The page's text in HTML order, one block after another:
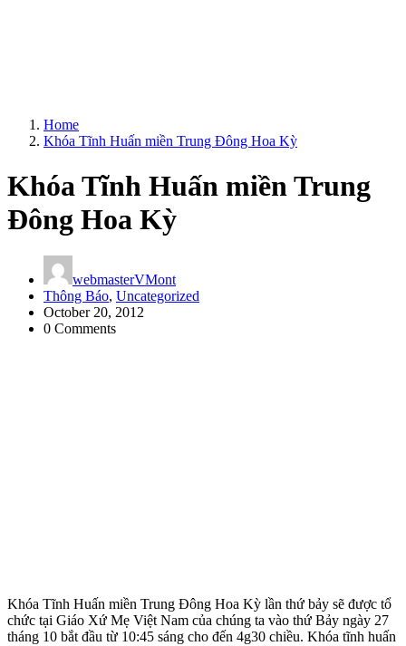
Home
Khóa Tĩnh Huấn miền Trung Đông Hoa Kỳ
Khóa Tĩnh Huấn miền Trung
Đông Hoa Kỳ
webmasterVMont
Thông Báo, Uncategorized
October 20, 2012
0 Comments
Khóa Tĩnh Huấn miền Trung Đông Hoa Kỳ lần thứ bảy sẽ được tổ
chức tại Giáo Xứ Mẹ Việt Nam của chúng ta vào thứ Bảy ngày 27
tháng 10 bắt đầu từ 10:45 sáng cho đến 4g30 chiều. Khóa tĩnh huấn